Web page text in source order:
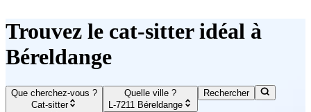
Trouvez le cat-sitter idéal à
Béreldange
Que cherchez-vous ?
Cat-sitter
Quelle ville ?
L-7211 Béreldange
Rechercher